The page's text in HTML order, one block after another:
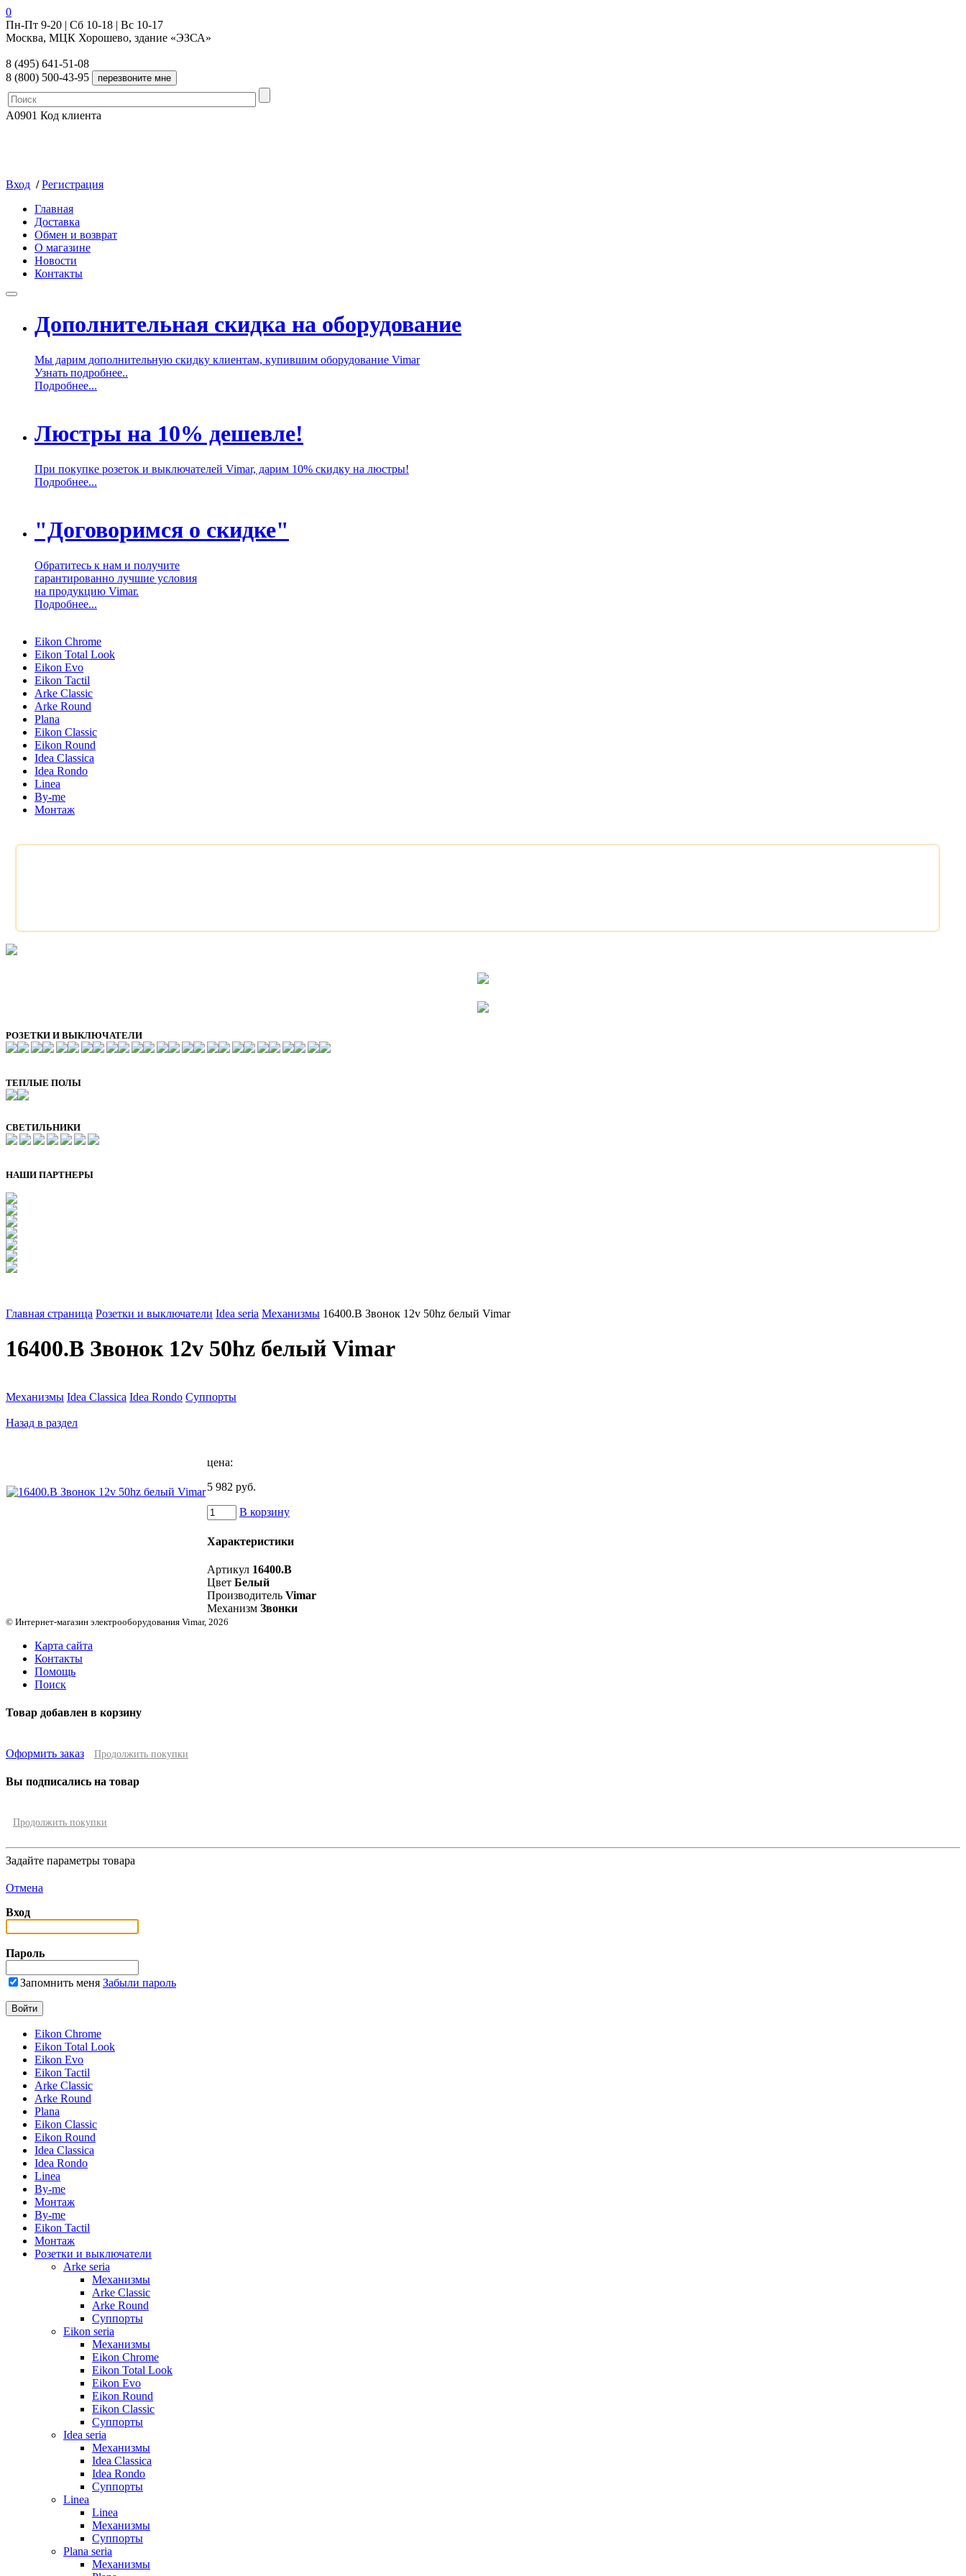
0
Пн-Пт 9-20 | Сб 10-18 | Вс 10-17
Москва, МЦК Хорошево, здание «ЭЗСА»
8 (495) 641-51-08
8 (800) 500-43-95
A0901 Код клиента
Вход / Регистрация
Главная
Доставка
Обмен и возврат
О магазине
Новости
Контакты
Дополнительная скидка на оборудование
Мы дарим дополнительную скидку клиентам, купившим оборудование Vimar
Узнать подробнее..
Подробнее...
Люстры на 10% дешевле!
При покупке розеток и выключателей Vimar, дарим 10% скидку на люстры!
Подробнее...
"Договоримся о скидке"
Обратитесь к нам и получите
гарантированно лучшие условия
на продукцию Vimar.
Подробнее...
Eikon Chrome
Eikon Total Look
Eikon Evo
Eikon Tactil
Arke Classic
Arke Round
Plana
Eikon Classic
Eikon Round
Idea Classica
Idea Rondo
Linea
By-me
Монтаж
РОЗЕТКИ И ВЫКЛЮЧАТЕЛИ
ТЕПЛЫЕ ПОЛЫ
СВЕТИЛЬНИКИ
НАШИ ПАРТНЕРЫ
Главная страница Розетки и выключатели Idea seria Механизмы 16400.B Звонок 12v 50hz белый Vimar
16400.B Звонок 12v 50hz белый Vimar
Механизмы Idea Classica Idea Rondo Суппорты
Назад в раздел
цена:
5 982 руб.
В корзину
Характеристики
Артикул 16400.B
Цвет Белый
Производитель Vimar
Механизм Звонки
© Интернет-магазин электрооборудования Vimar, 2026
Карта сайта
Контакты
Помощь
Поиск
Товар добавлен в корзину
Оформить заказ Продолжить покупки
Вы подписались на товар
Продолжить покупки
Задайте параметры товара
Отмена
Вход
Пароль
Запомнить меня Забыли пароль
Eikon Chrome
Eikon Total Look
Eikon Evo
Eikon Tactil
Arke Classic
Arke Round
Plana
Eikon Classic
Eikon Round
Idea Classica
Idea Rondo
Linea
By-me
Монтаж
By-me
Eikon Tactil
Монтаж
Розетки и выключатели
Arke seria
Механизмы
Arke Classic
Arke Round
Суппорты
Eikon seria
Механизмы
Eikon Chrome
Eikon Total Look
Eikon Evo
Eikon Round
Eikon Classic
Суппорты
Idea seria
Механизмы
Idea Classica
Idea Rondo
Суппорты
Linea
Linea
Механизмы
Суппорты
Plana seria
Механизмы